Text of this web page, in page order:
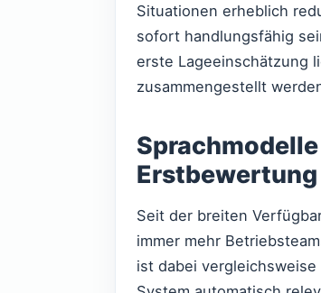
Situationen erheblich
sofort handlungsfähig
erste Lageeinschätzung
zusammengestellt
Erstbewertung
Seit der breiten
immer mehr
ist dabei